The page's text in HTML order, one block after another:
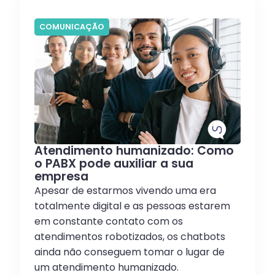
COMUNICAÇÃO
Atendimento humanizado: Como
o PABX pode auxiliar a sua
empresa
Apesar de estarmos vivendo uma era
totalmente digital e as pessoas estarem
em constante contato com os
atendimentos robotizados, os chatbots
ainda não conseguem tomar o lugar de
um atendimento humanizado.